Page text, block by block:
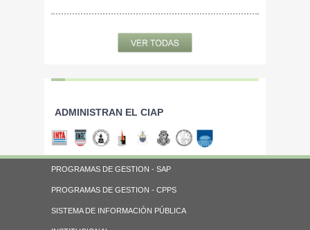
ADMINISTRAN EL CIAP
PROGRAMAS DE GESTION - SAP
PROGRAMAS DE GESTION - CPPS
SISTEMA DE INFORMACIÓN PÚBLICA